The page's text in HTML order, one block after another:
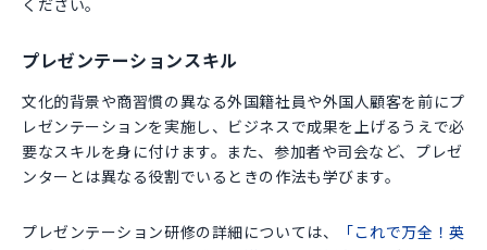
ください。
プレゼンテーションスキル
文化的背景や商習慣の異なる外国籍社員や外国人顧客を前にプ
レゼンテーションを実施し、ビジネスで成果を上げるうえで必
要なスキルを身に付けます。また、参加者や司会など、プレゼ
ンターとは異なる役割でいるときの作法も学びます。
プレゼンテーション研修の詳細については、
「これで万全！英